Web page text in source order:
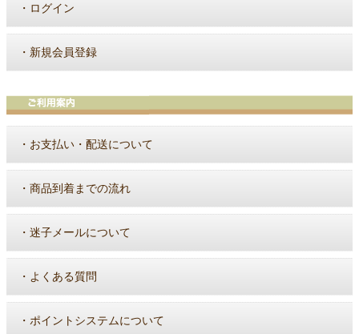
・ ログイン
・ 新規会員登録
・ お支払い・配送について
・ 商品到着までの流れ
・ 迷子メールについて
・ よくある質問
・ ポイントシステムについて